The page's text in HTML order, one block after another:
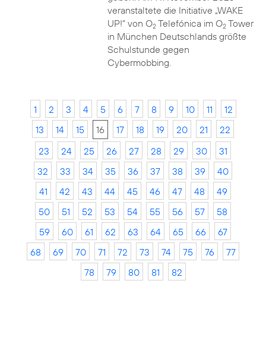
veranstaltete die Initiative „WAKE
UP!“ von O2Telefónica im O2Tower
in München Deutschlands größte
Schulstunde gegen
Cybermobbing.
1 2 3 4 5 6 7 8 9 10 11
12
13
14 15 16 17 18 19 20 21
22
23
24 25 26 27 28 29 30
31
32
33 34 35 36 37 38 39
40
41
42 43 44 45 46 47 48
49
50
51 52 53 54 55 56 57
58
59
60 61 62 63 64 65 66
67
68
69 70 71 72 73 74 75 76
77
78
79 80 81 82